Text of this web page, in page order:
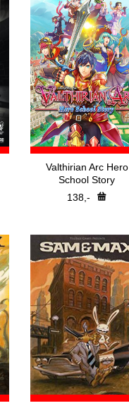
Valthirian Arc Hero
School Story
138,-